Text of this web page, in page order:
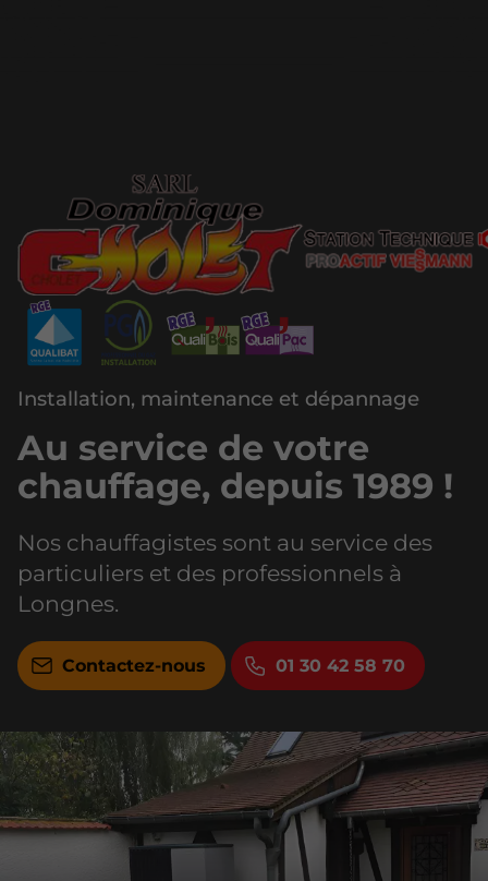
Installation, maintenance et dépannage
Au service de votre
chauffage, depuis 1989 !
Nos chauffagistes sont au service des
particuliers et des professionnels à
Longnes.
Contactez-nous 01 30 42 58 70